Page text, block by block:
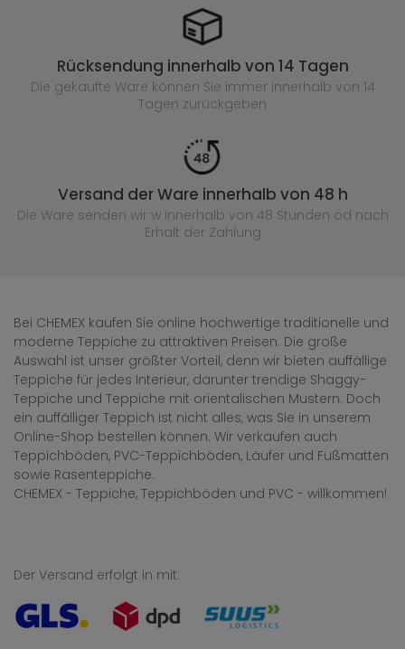
Rücksendung innerhalb von 14 Tagen
Die gekaufte Ware können Sie immer innerhalb von 14
Tagen zurückgeben
Versand der Ware innerhalb von 48 h
Die Ware senden wir w innerhalb von 48 Stunden od nach
Erhalt der Zahlung
Bei CHEMEX kaufen Sie online hochwertige traditionelle und
moderne Teppiche zu attraktiven Preisen. Die große
Auswahl ist unser größter Vorteil, denn wir bieten auffällige
Teppiche für jedes Interieur, darunter trendige Shaggy-
Teppiche und Teppiche mit orientalischen Mustern. Doch
ein auffälliger Teppich ist nicht alles, was Sie in unserem
Online-Shop bestellen können. Wir verkaufen auch
Teppichböden, PVC-Teppichböden, Läufer und Fußmatten
sowie Rasenteppiche.
CHEMEX - Teppiche, Teppichböden und PVC - willkommen!
Der Versand erfolgt in mit: